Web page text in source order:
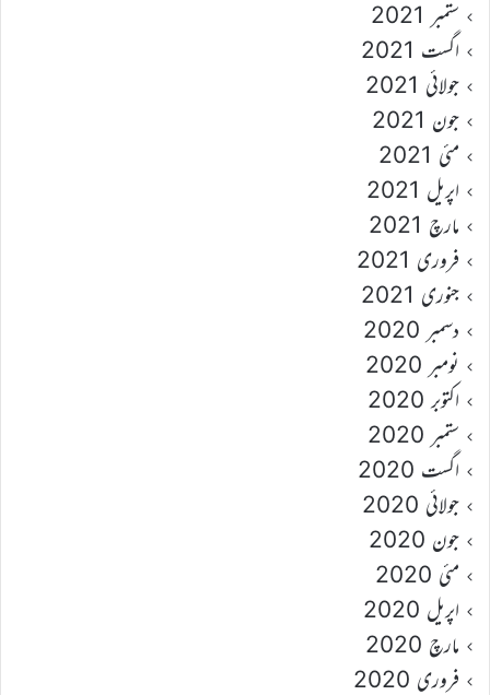
ستمبر 2021
اگست 2021
جولائی 2021
جون 2021
مئی 2021
اپریل 2021
مارچ 2021
فروری 2021
جنوری 2021
دسمبر 2020
نومبر 2020
اکتوبر 2020
ستمبر 2020
اگست 2020
جولائی 2020
جون 2020
مئی 2020
اپریل 2020
مارچ 2020
فروری 2020